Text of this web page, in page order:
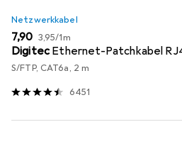
Netzwerkkabel
EUR
7,90 EUR
3,95/1m
DigitecEthernet-Patchkabel
S/FTP, CAT6a, 2 m
6451